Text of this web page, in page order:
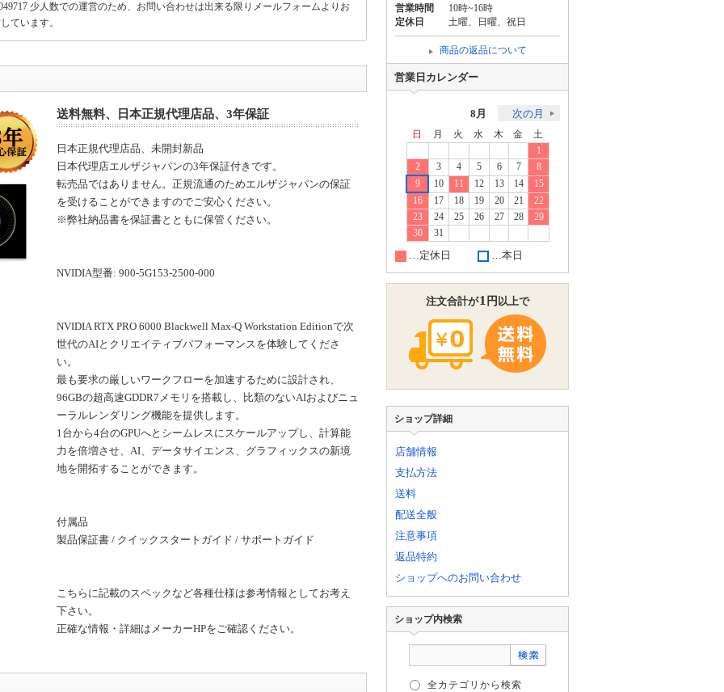
少人数での運営のため、お問い合わせは出来る限りメールフォームよりお
ています。
送料無料、日本正規代理店品、3年保証
日本正規代理店品、未開封新品
日本代理店エルザジャパンの3年保証付きです。
転売品ではありません。正規流通のためエルザジャパンの保証
を受けることができますのでご安心ください。
※弊社納品書を保証書とともに保管ください。
NVIDIA型番: 900-5G153-2500-000
NVIDIA RTX PRO 6000 Blackwell Max-Q Workstation Editionで次
世代のAIとクリエイティブパフォーマンスを体験してくださ
い。
最も要求の厳しいワークフローを加速するために設計され、
96GBの超高速GDDR7メモリを搭載し、比類のないAIおよびニュ
ーラルレンダリング機能を提供します。
1台から4台のGPUへとシームレスにスケールアップし、計算能
力を倍増させ、AI、データサイエンス、グラフィックスの新境
地を開拓することができます。
付属品
製品保証書 / クイックスタートガイド / サポートガイド
こちらに記載のスペックなど各種仕様は参考情報としてお考え
下さい。
正確な情報・詳細はメーカーHPをご確認ください。
営業時間
10時~16時
定休日
土曜、日曜、祝日
商品の返品について
営業日カレンダー
8月 次の月
日 月 火 水 木 金
土
1
2
3 4 5 6 7
8
9
10 11 12 13 14
15
16
17 18 19 20 21
22
23
24 25 26 27 28
29
30
31
…定休日 …本日
注文合計が1 円 以上で
ショップ詳細
店舗情報
支払方法
送料
配送全般
注意事項
返品特約
ショップへのお問い合わせ
ショップ内検索
全カテゴリから検索